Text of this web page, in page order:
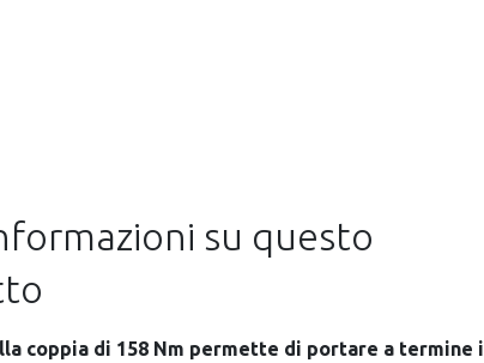
su questo
coppia di 158 Nm permette di portare a termine i